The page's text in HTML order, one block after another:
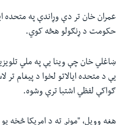
عمران خان تر دې وړاندې په متحده
حکومت د ړنګولو هڅه کوي.
ښاغلي خان چې وینا یې په ملي
یې د متحده ایالاتو لخوا د پیغام تر
ګواکې لفظي اشتبا ترې وشوه.
هغه وویل، "مونږ ته د امریکا څخه یو